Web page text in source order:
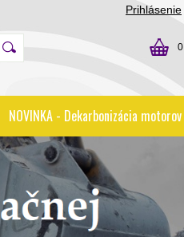
Prihlásenie
0
NOVINKA - Dekarbonizácia motorov